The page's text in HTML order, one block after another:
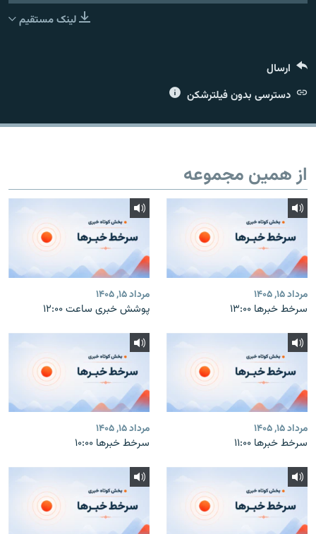
لینک مستقیم
ارسال
دسترسی بدون فیلترشکن
از همین مجموعه
مرداد ۱۵, ۱۴۰۵
سرخط خبرها ۱۳:۰۰
مرداد ۱۵, ۱۴۰۵
پوشش خبری ساعت ۱۲:۰۰
مرداد ۱۵, ۱۴۰۵
سرخط خبرها ۱۱:۰۰
مرداد ۱۵, ۱۴۰۵
سرخط خبرها ۱۰:۰۰